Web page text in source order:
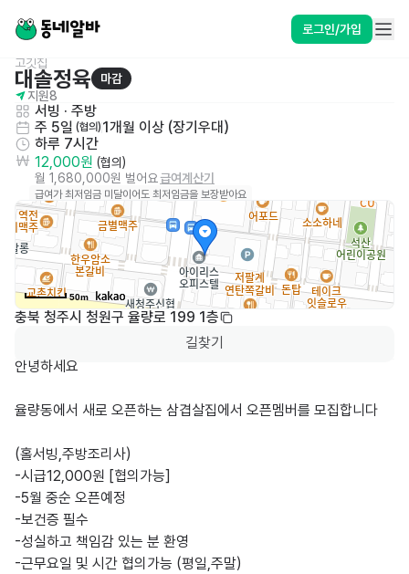
로그인/가입
고깃집
대솔정육
마감
지원8
서빙 · 주방
주 5일 (협의) 1개월 이상 (장기우대)
하루 7시간
12,000원 (협의)
월 1,680,000원 벌어요급여계산기
급여가 최저임금 미달이어도 최저임금을 보장받아요
50m
충북 청주시 청원구 율량로 199 1층
길찾기
안녕하세요
율량동에서 새로 오픈하는 삼겹살집에서 오픈멤버를 모집합니다
(홀서빙,주방조리사)
-시급12,000원 [협의가능]
-5월 중순 오픈예정
-보건증 필수
-성실하고 책임감 있는 분 환영
-근무요일 및 시간 협의가능 (평일,주말)